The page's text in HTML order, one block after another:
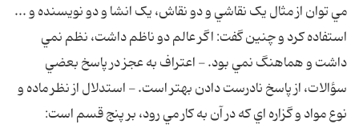
مي توان از مثال يک نقاشي و دو نقاش، يک انشا و دو نويسنده و ...
استفاده کرد و چنين گفت: اگر عالم دو ناظم داشت، نظم نمي
داشت و هماهنگ نمي بود. - اعتراف به عجز در پاسخ بعضي
سؤالات، از پاسخ نادرست دادن بهتر است. - استدلال از نظر ماده و
نوع مواد و گزاره اي که در آن به کار مي رود، بر پنج قسم است: